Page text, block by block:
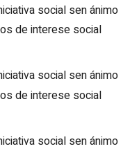
social sen ánimo
de interese social
social sen ánimo
de interese social
social sen ánimo